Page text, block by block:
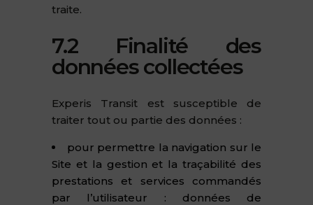
traite.
7.2 Finalité des
données collectées
Experis Transit est susceptible de
traiter tout ou partie des données :
pour permettre la navigation sur le
Site et la gestion et la traçabilité des
prestations et services commandés
par l’utilisateur : données de